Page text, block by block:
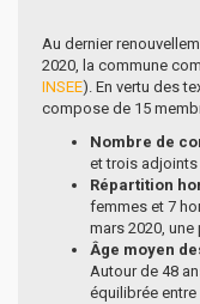
Au dernier
2020, la commune
INSEE). En vertu des
compose de 15
Nombre de
et trois adjoints
Répartition
femmes et 7
mars 2020,
Âge moyen
Autour de 48
équilibrée